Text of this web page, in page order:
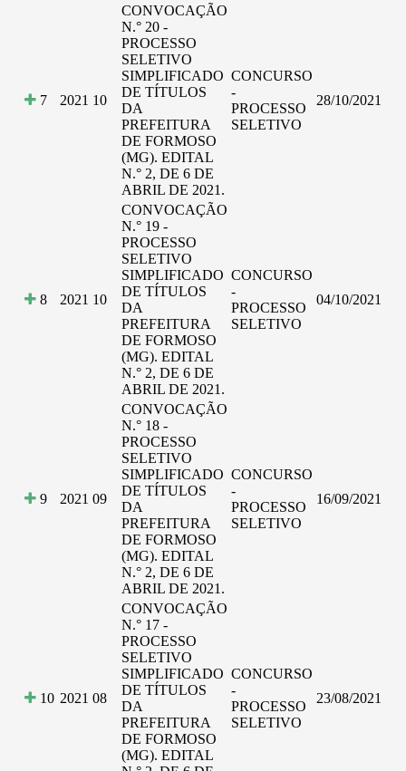
7 2021 10
CONVOCAÇÃO
N.° 20 -
PROCESSO
SELETIVO
SIMPLIFICADO
DE TÍTULOS
DA
PREFEITURA
DE FORMOSO
(MG). EDITAL
N.° 2, DE 6 DE
ABRIL DE 2021.
CONCURSO
-
PROCESSO
SELETIVO
28/10/2021
8 2021 10
CONVOCAÇÃO
N.° 19 -
PROCESSO
SELETIVO
SIMPLIFICADO
DE TÍTULOS
DA
PREFEITURA
DE FORMOSO
(MG). EDITAL
N.° 2, DE 6 DE
ABRIL DE 2021.
CONCURSO
-
PROCESSO
SELETIVO
04/10/2021
9 2021 09
CONVOCAÇÃO
N.° 18 -
PROCESSO
SELETIVO
SIMPLIFICADO
DE TÍTULOS
DA
PREFEITURA
DE FORMOSO
(MG). EDITAL
N.° 2, DE 6 DE
ABRIL DE 2021.
CONCURSO
-
PROCESSO
SELETIVO
16/09/2021
10 2021 08
CONVOCAÇÃO
N.° 17 -
PROCESSO
SELETIVO
SIMPLIFICADO
DE TÍTULOS
DA
PREFEITURA
DE FORMOSO
(MG). EDITAL
CONCURSO
-
PROCESSO
SELETIVO
23/08/2021